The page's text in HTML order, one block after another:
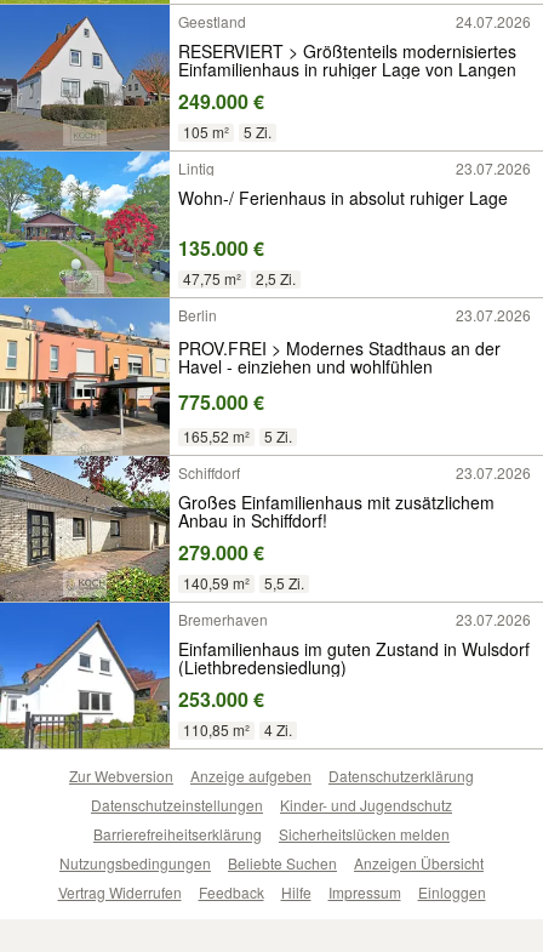
Geestland
24.07.2026
RESERVIERT > Größtenteils modernisiertes
Einfamilienhaus in ruhiger Lage von Langen
249.000 €
105 m²
5 Zi.
Lintig
23.07.2026
Wohn-/ Ferienhaus in absolut ruhiger Lage
135.000 €
47,75 m²
2,5 Zi.
Berlin
23.07.2026
PROV.FREI > Modernes Stadthaus an der
Havel - einziehen und wohlfühlen
775.000 €
165,52 m²
5 Zi.
Schiffdorf
23.07.2026
Großes Einfamilienhaus mit zusätzlichem
Anbau in Schiffdorf!
279.000 €
140,59 m²
5,5 Zi.
Bremerhaven
23.07.2026
Einfamilienhaus im guten Zustand in Wulsdorf
(Liethbredensiedlung)
253.000 €
110,85 m² 4 Zi.
Zur Webversion Anzeige aufgeben
Datenschutzerklärung
Datenschutzeinstellungen
Kinder- und Jugendschutz
Barrierefreiheitserklärung
Sicherheitslücken melden
Nutzungsbedingungen
Beliebte Suchen
Anzeigen Übersicht
Vertrag Widerrufen
Feedback Hilfe Impressum Einloggen